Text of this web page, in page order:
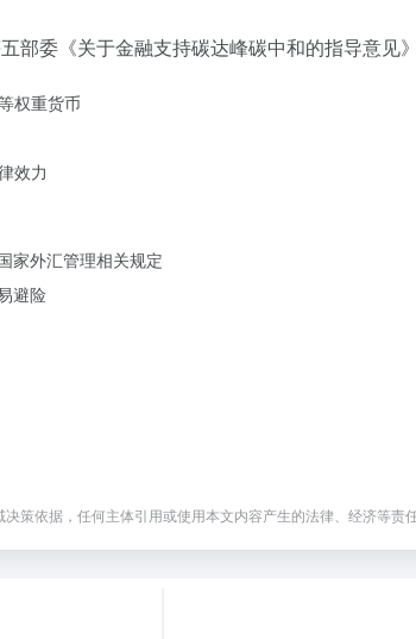
委《关于金融支持碳达峰碳中和的指导意见
权重货币
效力
家外汇管理相关规定
避险
依据，任何主体引用或使用本文内容产生的法律、经济等责